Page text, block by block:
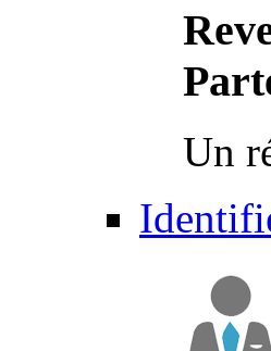
Un